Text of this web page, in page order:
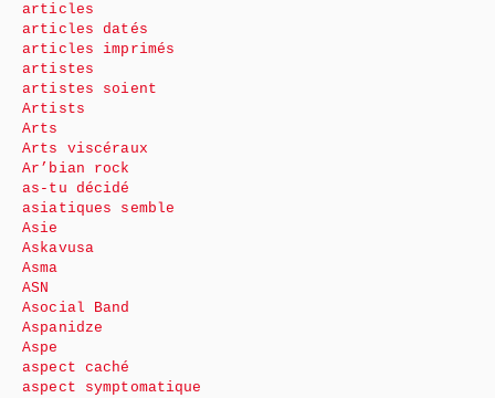
articles
articles datés
articles imprimés
artistes
artistes soient
Artists
Arts
Arts viscéraux
Ar’bian rock
as-tu décidé
asiatiques semble
Asie
Askavusa
Asma
ASN
Asocial Band
Aspanidze
Aspe
aspect caché
aspect symptomatique